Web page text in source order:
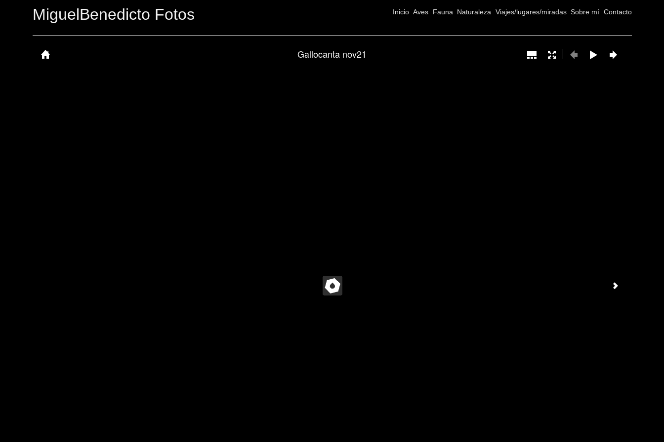
MiguelBenedicto Fotos Inicio Aves Fauna Naturaleza Viajes/lugares/miradas Sobre mí Contacto
Gallocanta nov21